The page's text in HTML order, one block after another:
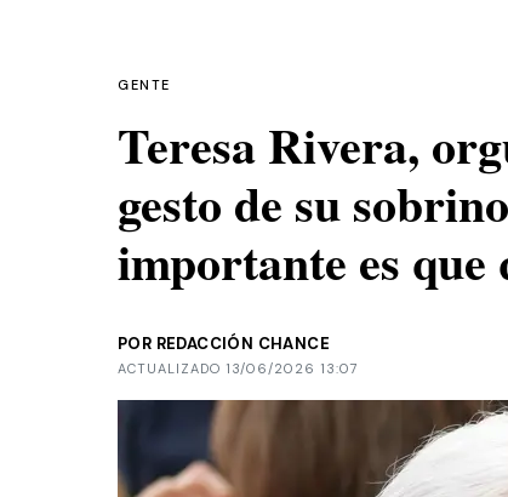
GENTE
Teresa Rivera,
gesto de su
importante es
POR REDACCIÓN CHANCE
ACTUALIZADO 13/06/2026 13:07